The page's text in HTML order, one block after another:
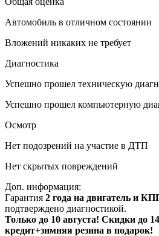
Автомобиль в отличном состоянии
Вложений никаких не требует
Диагностика
Успешно прошел техническую
Успешно прошел компьютерную
Осмотр
Нет подозрений на участие в ДТП
Нет скрытых повреждений
Доп. информация:
Гарантия 2 года на двигатель и
подтверждено диагностикой.
Только до 10 августа! Скидки до
кредит+зимняя резина в подарок!